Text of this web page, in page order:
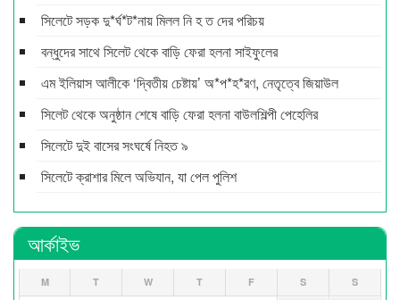
সিলেটে সড়ক দু*র্ঘ*ট*নায় মিলল নি হ ত দের পরিচয়
বন্ধুদের সাথে সিলেট থেকে বাড়ি ফেরা হলনা সাইফুলের
এম ইলিয়াস আলীকে ‘দ্বিতীয় চেষ্টায়’ অ*প*হ*রণ, নেতৃত্বে জিয়াউল
সিলেট থেকে অনুষ্ঠান শেষে বাড়ি ফেরা হলনা বাউলশিল্পী পেহেলির
সিলেটে দুই বাসের সংঘর্ষে নিহত ৯
সিলেটে ক্রাশার মিলে অভিযান, যা পেল পুলিশ
আর্কাইভ
M T W T F S S